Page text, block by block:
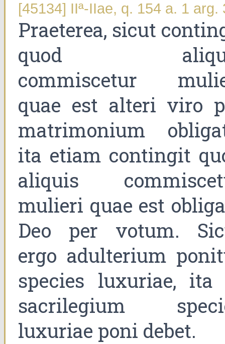
[45134] IIª-IIae, q. 154 a. 1 arg.
Praeterea, sicut
quod
commiscetur
quae est alteri viro
matrimonium
ita etiam contingit
aliquis
mulieri quae est
Deo per votum.
ergo adulterium
species luxuriae, ita
sacrilegium
luxuriae poni debet.